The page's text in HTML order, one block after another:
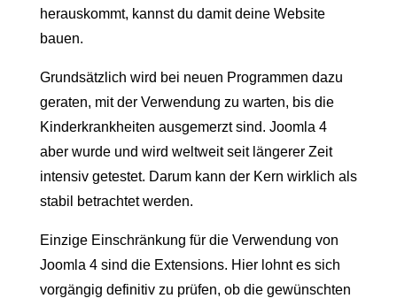
herauskommt, kannst du damit deine Website
bauen.
Grundsätzlich wird bei neuen Programmen dazu
geraten, mit der Verwendung zu warten, bis die
Kinderkrankheiten ausgemerzt sind. Joomla 4
aber wurde und wird weltweit seit längerer Zeit
intensiv getestet. Darum kann der Kern wirklich als
stabil betrachtet werden.
Einzige Einschränkung für die Verwendung von
Joomla 4 sind die Extensions. Hier lohnt es sich
vorgängig definitiv zu prüfen, ob die gewünschten